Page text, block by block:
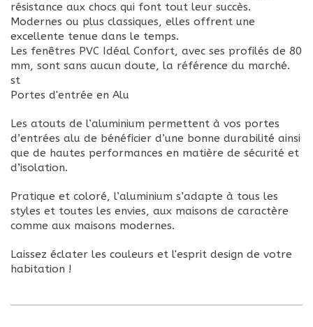
résistance aux chocs qui font tout leur succès.
Modernes ou plus classiques, elles offrent une
excellente tenue dans le temps.
Les fenêtres PVC Idéal Confort, avec ses profilés de 80
mm, sont sans aucun doute, la référence du marché.
st
Portes d'entrée en Alu
Les atouts de l’aluminium permettent à vos portes
d’entrées alu de bénéficier d’une bonne durabilité ainsi
que de hautes performances en matière de sécurité et
d’isolation.
Pratique et coloré, l’aluminium s’adapte à tous les
styles et toutes les envies, aux maisons de caractère
comme aux maisons modernes.
Laissez éclater les couleurs et l'esprit design de votre
habitation !